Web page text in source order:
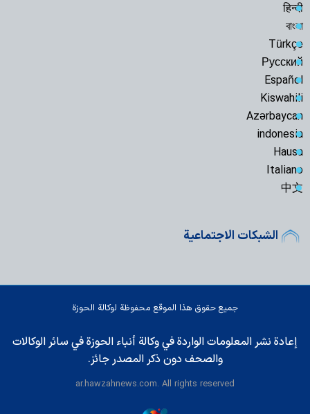
हिन्दी
বাংলা
Türkçe
Русский
Español
Kiswahili
Azərbaycan
indonesia
Hausa
Italiano
中文
الشبكات الاجتماعية
جميع حقوق هذا الموقع محفوظة لوكالة الحوزة
إعادة نشر المعلومات الواردة في وكالة أنباء الحوزة في سائر الوكالات
والصحف دون ذكر المصدر جائز.
ar.hawzahnews.com. All rights reserved